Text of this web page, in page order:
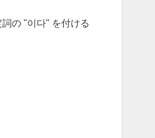
の "이다" を付ける